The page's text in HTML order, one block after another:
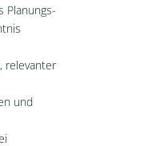
Planungs-
relevanter
und